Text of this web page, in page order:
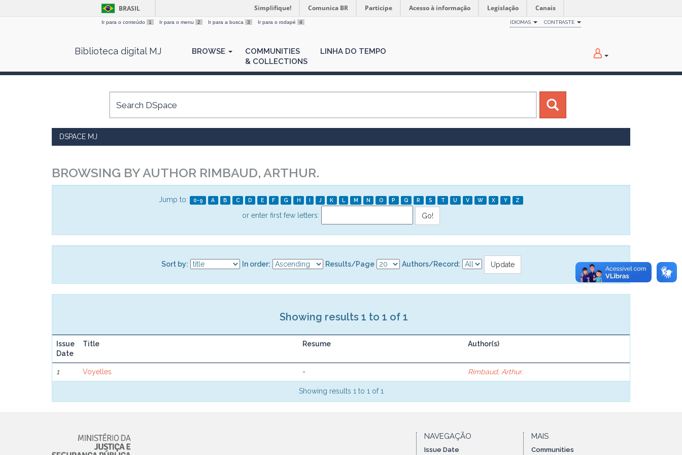
BRASIL Simplifique! Comunica BR Participe Acesso à informação Legislação Canais
Ir para o conteúdo 1 Ir para o menu 2 Ir para a busca 3 Ir para o rodapé 4 IDIOMAS CONTRASTE
Biblioteca digital MJ BROWSE
COMMUNITIES
& COLLECTIONS
LINHA DO TEMPO
DSPACE MJ
BROWSING BY AUTHOR RIMBAUD, ARTHUR.
Jump to: 0-9 A B C D E F G H I J K L M N O P Q R S T U V W X Y Z
or enter first few letters:
Sort by: In order: Results/Page Authors/Record:
Showing results 1 to 1 of 1
Issue
Date
Title Resume Author(s)
1 Voyelles - Rimbaud, Arthur.
Showing results 1 to 1 of 1
NAVEGAÇÃO
Issue Date
MAIS
Communities